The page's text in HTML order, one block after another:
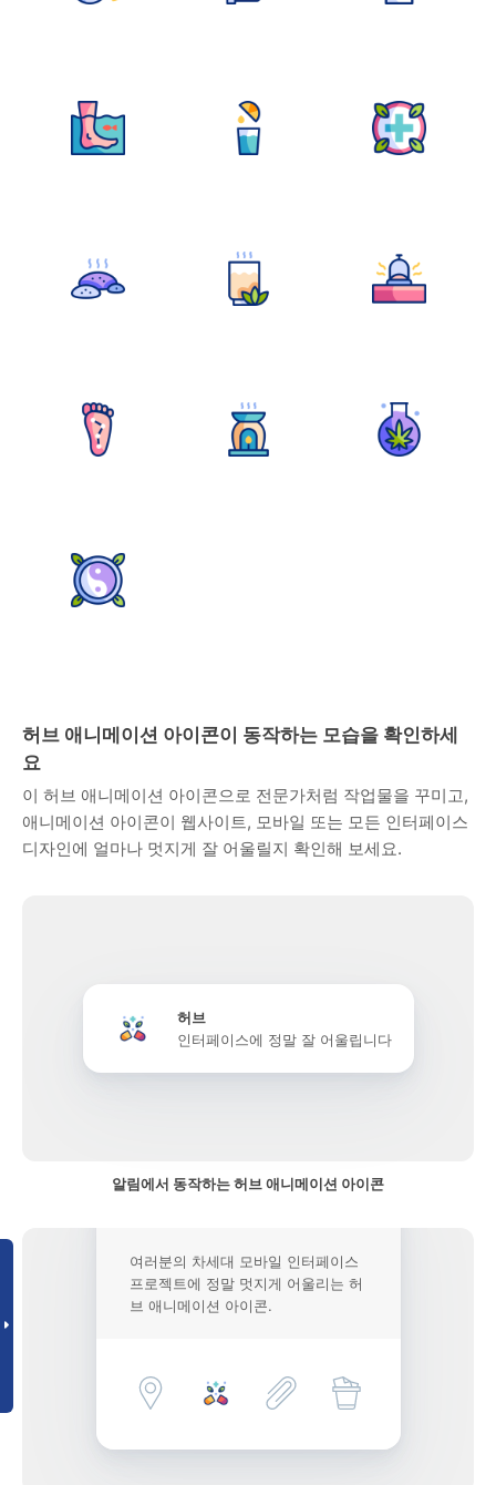
허브 애니메이션 아이콘이 동작하는 모습을 확인하세
요
이 허브 애니메이션 아이콘으로 전문가처럼 작업물을 꾸미고,
애니메이션 아이콘이 웹사이트, 모바일 또는 모든 인터페이스
디자인에 얼마나 멋지게 잘 어울릴지 확인해 보세요.
허브
인터페이스에 정말 잘 어울립니다
알림에서 동작하는 허브 애니메이션 아이콘
여러분의 차세대 모바일 인터페이스
프로젝트에 정말 멋지게 어울리는 허
브 애니메이션 아이콘.